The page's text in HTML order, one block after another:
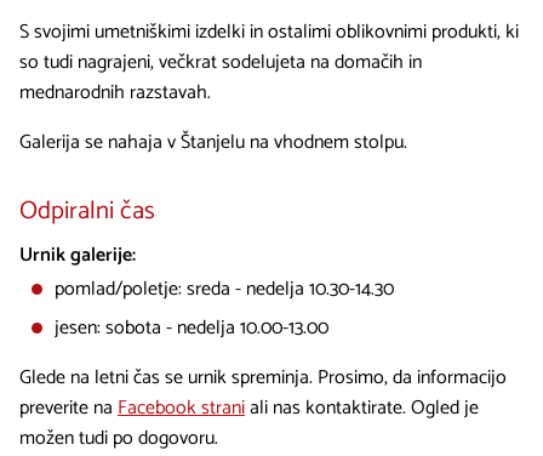
S svojimi umetniškimi izdelki in ostalimi oblikovnimi produkti, ki
so tudi nagrajeni, večkrat sodelujeta na domačih in
mednarodnih razstavah.
Galerija se nahaja v Štanjelu na vhodnem stolpu.
Odpiralni čas
Urnik galerije:
pomlad/poletje: sreda - nedelja 10.30-14.30
jesen: sobota - nedelja 10.00-13.00
Glede na letni čas se urnik spreminja. Prosimo, da informacijo
preverite naFacebook straniali nas kontaktirate. Ogled je
možen tudi po dogovoru.